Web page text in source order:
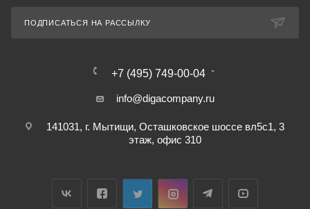
ПОДПИСАТЬСЯ НА РАССЫЛКУ
+7 (495) 749-00-04
info@digacompany.ru
141031, г. Мытищи, Осташковское шоссе вл5с1, 3
этаж, офис 310